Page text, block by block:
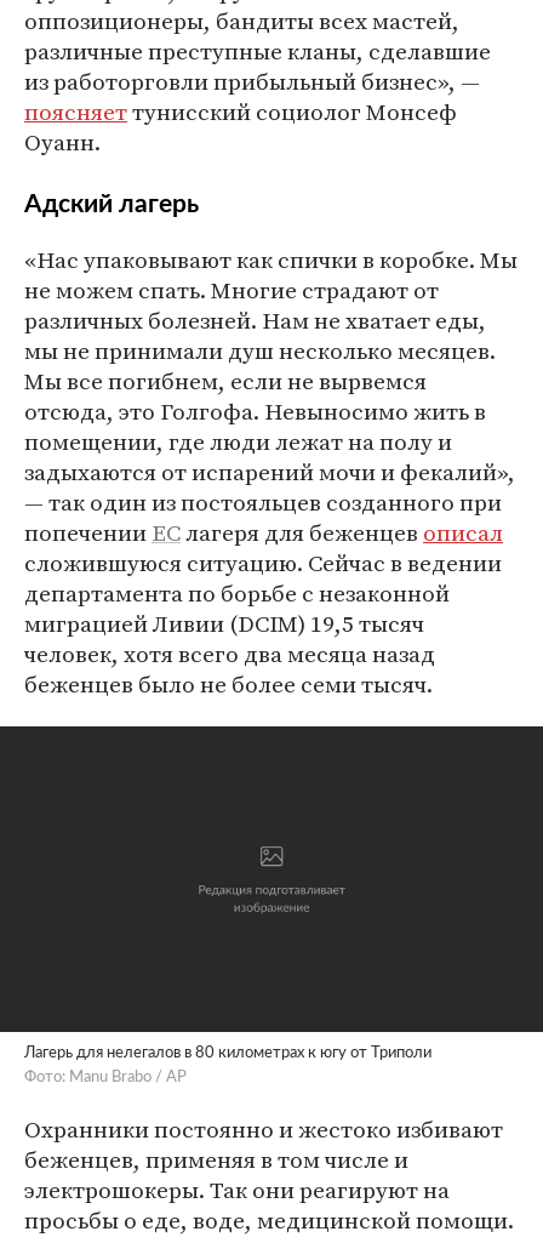
оппозиционеры, бандиты всех мастей,
различные преступные кланы, сделавшие
из работорговли прибыльный бизнес», —
поясняеттунисский социолог Монсеф
Оуанн.
Адский лагерь
«Нас упаковывают как спички в коробке. Мы
не можем спать. Многие страдают от
различных болезней. Нам не хватает еды,
мы не принимали душ несколько месяцев.
Мы все погибнем, если не вырвемся
отсюда, это Голгофа. Невыносимо жить в
помещении, где люди лежат на полу и
задыхаются от испарений мочи и фекалий»,
— так один из постояльцев созданного при
попеченииЕСлагеря для беженцев описал
сложившуюся ситуацию. Сейчас в ведении
департамента по борьбе с незаконной
миграцией Ливии (DCIM) 19,5 тысяч
человек, хотя всего два месяца назад
беженцев было не более семи тысяч.
Лагерь для нелегалов в 80 километрах к югу от Триполи
Фото: Manu Brabo / AP
Охранники постоянно и жестоко избивают
беженцев, применяя в том числе и
электрошокеры. Так они реагируют на
просьбы о еде, воде, медицинской помощи.